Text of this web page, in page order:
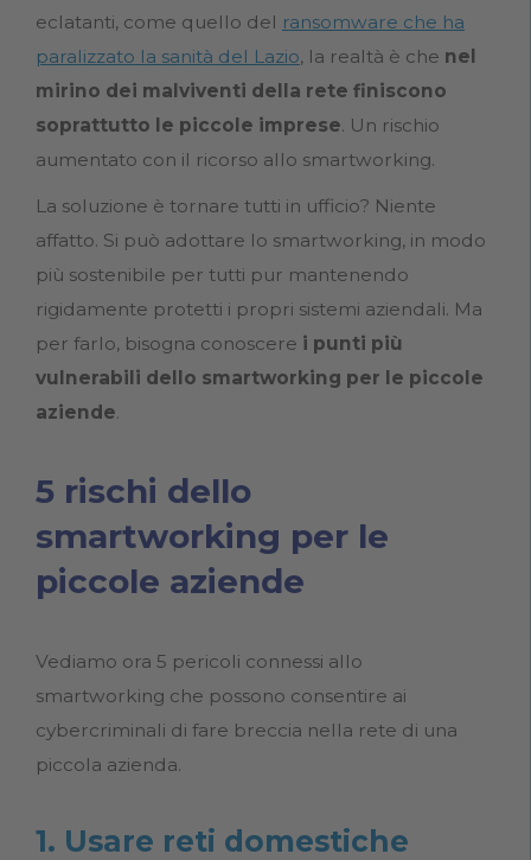
eclatanti, come quello del ransomware che ha
paralizzato la sanità del Lazio, la realtà è che nel
mirino dei malviventi della rete finiscono
soprattutto le piccole imprese. Un rischio
aumentato con il ricorso allo smartworking.
La soluzione è tornare tutti in ufficio? Niente
affatto. Si può adottare lo smartworking, in modo
più sostenibile per tutti pur mantenendo
rigidamente protetti i propri sistemi aziendali. Ma
per farlo, bisogna conoscere i punti più
vulnerabili dello smartworking per le piccole
aziende.
5 rischi dello
smartworking per le
piccole aziende
Vediamo ora 5 pericoli connessi allo
smartworking che possono consentire ai
cybercriminali di fare breccia nella rete di una
piccola azienda.
1. Usare reti domestiche